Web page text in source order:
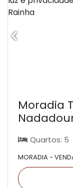
Moradia
dasQuartos: 5
MORADIA -